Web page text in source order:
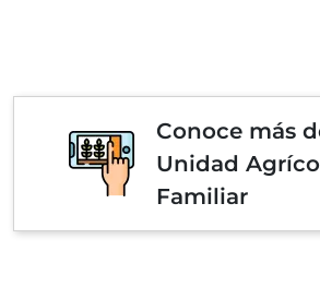
Conoce más
Unidad
Familiar